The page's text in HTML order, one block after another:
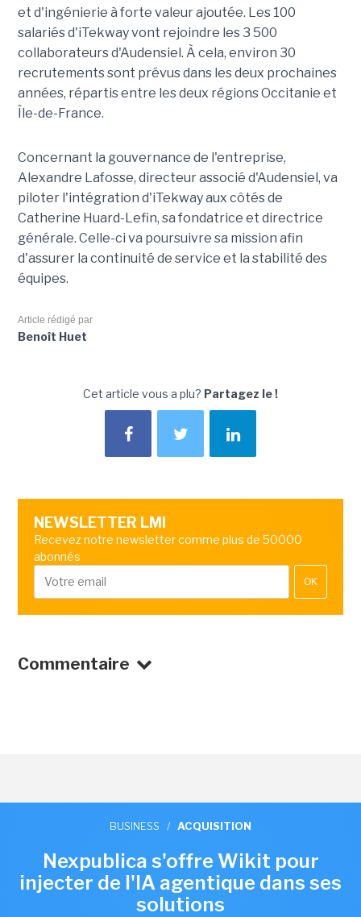
et d'ingénierie à forte valeur ajoutée. Les 100
salariés d'iTekway vont rejoindre les 3 500
collaborateurs d'Audensiel. À cela, environ 30
recrutements sont prévus dans les deux prochaines
années, répartis entre les deux régions Occitanie et
Île-de-France.
Concernant la gouvernance de l'entreprise,
Alexandre Lafosse, directeur associé d'Audensiel, va
piloter l'intégration d'iTekway aux côtés de
Catherine Huard-Lefin, sa fondatrice et directrice
générale. Celle-ci va poursuivre sa mission afin
d'assurer la continuité de service et la stabilité des
équipes.
Article rédigé par
Benoît Huet
Cet article vous a plu? Partagez le !
NEWSLETTER LMI
Recevez notre newsletter comme plus de 50000
abonnés
OK
Commentaire
BUSINESS / ACQUISITION
Nexpublica s'offre Wikit pour
injecter de l'IA agentique dans ses
solutions